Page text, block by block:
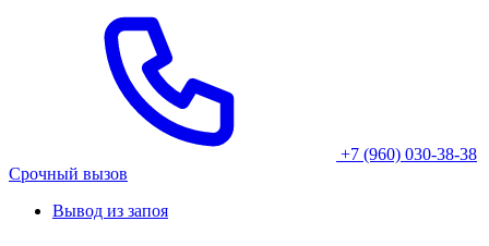
+7 (960) 030-38-38
Срочный вызов
Вывод из запоя